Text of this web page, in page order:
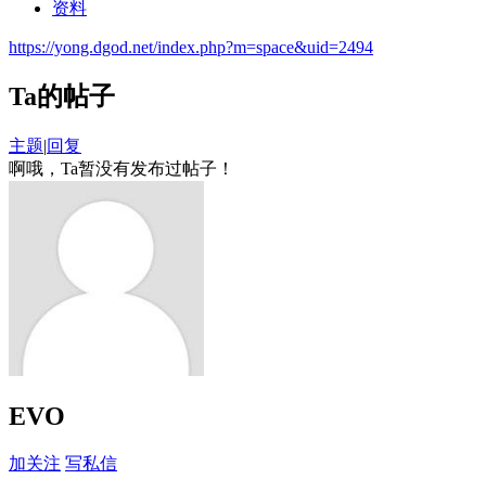
资料
https://yong.dgod.net/index.php?m=space&uid=2494
Ta的帖子
主题|回复
啊哦，Ta暂没有发布过帖子！
EVO
加关注 写私信